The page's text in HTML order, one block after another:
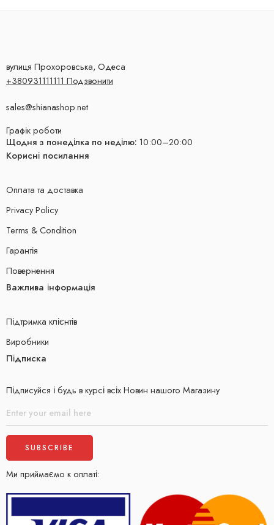
вулиця Прохоровська, Одеса
+380931111111 Подзвонити
sales@shianashop.net
Графік роботи
Щодня з понеділка по неділю: 10:00–20:00
Корисні посилання
Оплата та доставка
Privacy Policy
Terms & Condition
Гарантія
Повернення
Важлива інформація
Підтримка клієнтів
Виробники
Підписка
Підписуйся і будь в курсі всіх Новин нашого Магазину
Ми приймаємо к оплаті: